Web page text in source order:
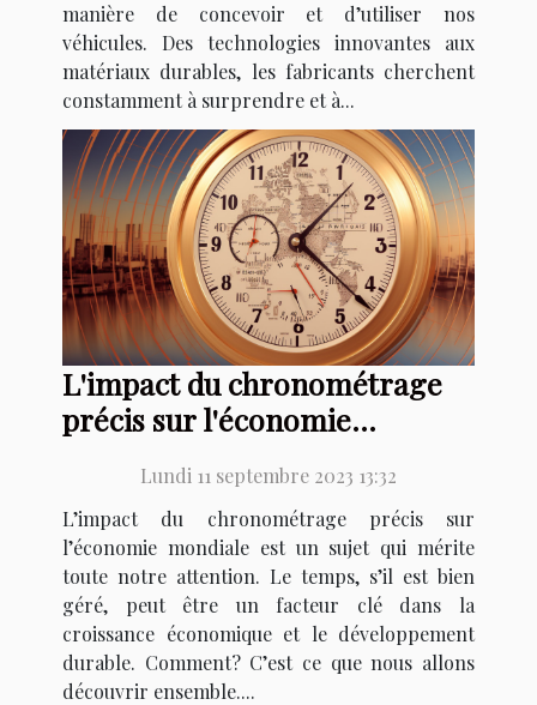
manière de concevoir et d’utiliser nos
véhicules. Des technologies innovantes aux
matériaux durables, les fabricants cherchent
constamment à surprendre et à...
L'impact du chronométrage
précis sur l'économie
Lundi 11 septembre 2023 13:32
L’impact du chronométrage précis sur
l’économie mondiale est un sujet qui mérite
toute notre attention. Le temps, s’il est bien
géré, peut être un facteur clé dans la
croissance économique et le développement
durable. Comment? C’est ce que nous allons
découvrir ensemble....